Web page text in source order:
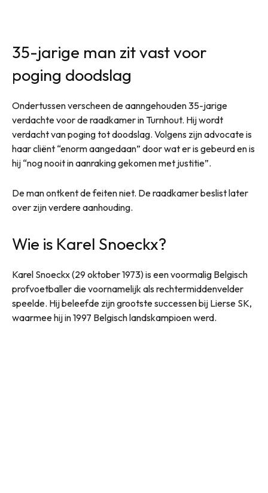
35-jarige man zit vast voor
poging doodslag
Ondertussen verscheen de aanngehouden 35-jarige
verdachte voor de raadkamer in Turnhout. Hij wordt
verdacht van poging tot doodslag. Volgens zijn advocate is
haar cliënt “enorm aangedaan” door wat er is gebeurd en is
hij “nog nooit in aanraking gekomen met justitie”.
De man ontkent de feiten niet. De raadkamer beslist later
over zijn verdere aanhouding.
Wie is Karel Snoeckx?
Karel Snoeckx (29 oktober 1973) is een voormalig Belgisch
profvoetballer die voornamelijk als rechtermiddenvelder
speelde. Hij beleefde zijn grootste successen bij Lierse SK,
waarmee hij in 1997 Belgisch landskampioen werd.